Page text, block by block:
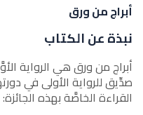
أبراج من ورق
نبذة عن الكتاب
أبراج من ورق هي الرواية
صدِّيق للرواية الأولى في
القراءة الخاصَّة بهذه الجائزة: